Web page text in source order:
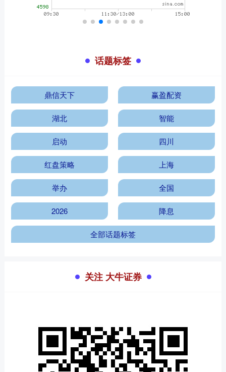
话题标签
鼎信天下 赢盈配资
湖北 智能
启动 四川
红盘策略 上海
举办 全国
2026 降息
全部话题标签
关注 大牛证券